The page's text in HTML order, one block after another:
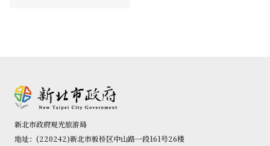
新北市政府观光旅游局
地址：(220242)新北市板桥区中山路一段161号26楼